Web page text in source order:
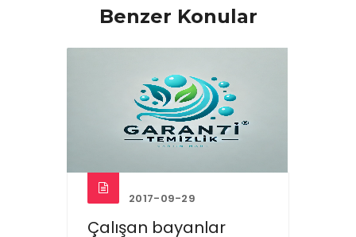
Benzer Konular
2017-09-29
Çalışan bayanlar